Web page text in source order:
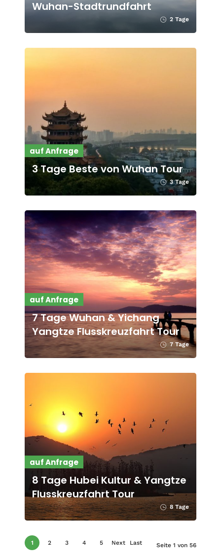
Wuhan-Stadtrundfahrt
2 Tage
auf Anfrage
3 Tage Beste von Wuhan Tour
3 Tage
auf Anfrage
7 Tage Wuhan & Yichang
Yangtze Flusskreuzfahrt Tour
7 Tage
auf Anfrage
8 Tage Hubei Kultur & Yangtze
Flusskreuzfahrt Tour
8 Tage
1 2 3 4 5 Next Last Seite 1 von 56